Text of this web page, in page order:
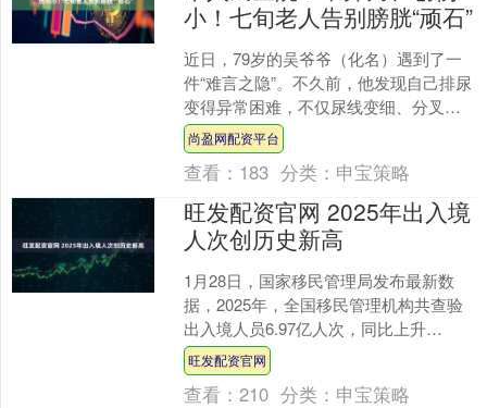
小！七旬老人告别膀胱“顽石”
近日，79岁的吴爷爷（化名）遇到了一
件“难言之隐”。不久前，他发现自己排尿
变得异常困难，不仅尿线变细、分叉，
夜里更是要频繁起夜四五次。起初吴爷
爷没太在意，直到排....
尚盈网配资平台
查看： 183 分类： 申宝策略
旺发配资官网 2025年出入境
人次创历史新高
1月28日，国家移民管理局发布最新数
据，2025年，全国移民管理机构共查验
出入境人员6.97亿人次，同比上升
14.2%，创历史新高。其中，8203.5万人
次外国....
旺发配资官网
查看：210 分类： 申宝策略